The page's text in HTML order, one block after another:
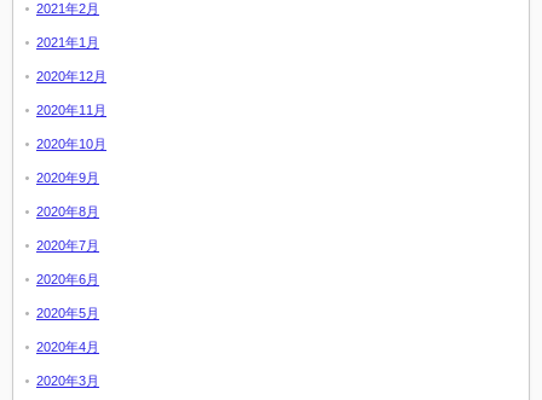
2021年2月
2021年1月
2020年12月
2020年11月
2020年10月
2020年9月
2020年8月
2020年7月
2020年6月
2020年5月
2020年4月
2020年3月